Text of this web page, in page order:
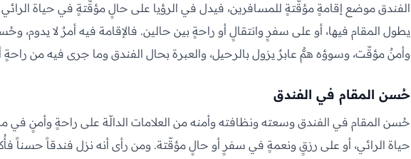
الفندق موضع إقامةٍ مؤقّتةٍ للمسافرين، فيدل في الرؤيا على حالٍ مؤقّتةٍ في حياة الرائي
يطول المقام فيها، أو على سفرٍ وانتقالٍ أو راحةٍ بين حالين. فالإقامة فيه أمرٌ لا يدوم،
وأمنٌ مؤقّت، وسوؤه همٌّ عابرٌ يزول بالرحيل، والعبرة بحال الفندق وما جرى فيه من
حُسن المقام في الفندق
حُسن المقام في الفندق وسعته ونظافته وأمنه من العلامات الدالّة على راحةٍ وأمنٍ في
حياة الرائي، أو على رزقٍ ونعمةٍ في سفرٍ أو حالٍ مؤقّتة. ومن رأى أنه نزل فندقاً حسناً